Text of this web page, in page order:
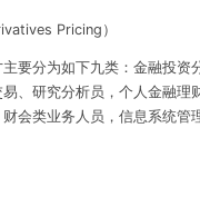
Pricing）
要分为如下九类：金融投资
、研究分析员，个人金融理
会类业务人员，信息系统管